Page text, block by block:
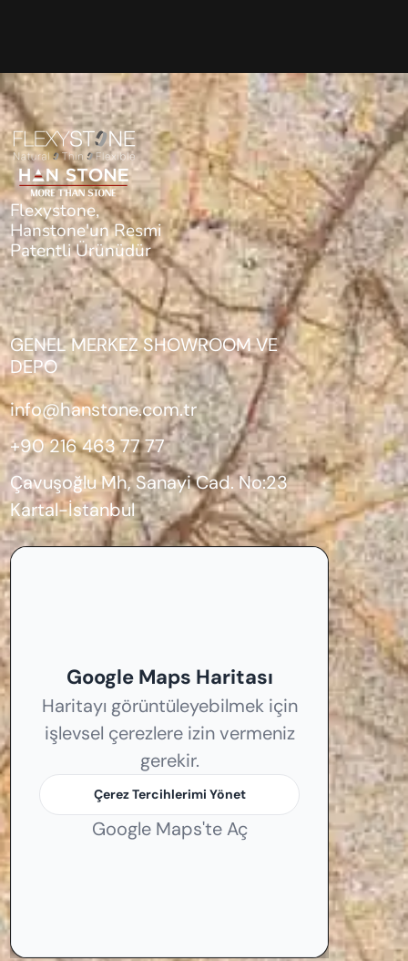
Flexystone,
Hanstone'un Resmi
Patentli Ürünüdür
GENEL MERKEZ SHOWROOM VE
DEPO
info@hanstone.com.tr
+90 216 463 77 77
Çavuşoğlu Mh, Sanayi Cad. No:23
Kartal-İstanbul
Google Maps Haritası
Haritayı görüntüleyebilmek için
işlevsel çerezlere izin vermeniz
gerekir.
Çerez Tercihlerimi Yönet
Google Maps'te Aç